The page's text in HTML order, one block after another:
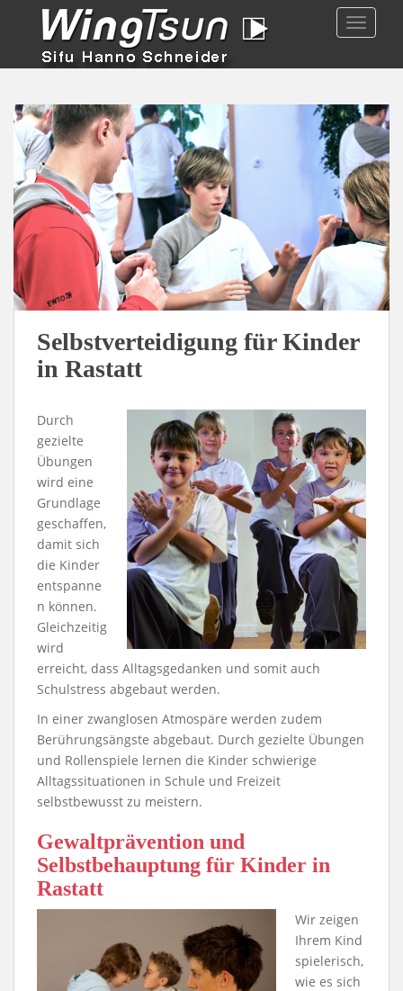
Selbstverteidigung für Kinder
in Rastatt
Durch
gezielte
Übungen
wird eine
Grundlage
geschaffen,
damit sich
die Kinder
entspanne
n können.
Gleichzeitig
wird
erreicht, dass Alltagsgedanken und somit auch
Schulstress abgebaut werden.
In einer zwanglosen Atmospäre werden zudem
Berührungsängste abgebaut. Durch gezielte Übungen
und Rollenspiele lernen die Kinder schwierige
Alltagssituationen in Schule und Freizeit
selbstbewusst zu meistern.
Gewaltprävention und
Selbstbehauptung für Kinder in
Rastatt
Wir zeigen
Ihrem Kind
spielerisch,
wie es sich